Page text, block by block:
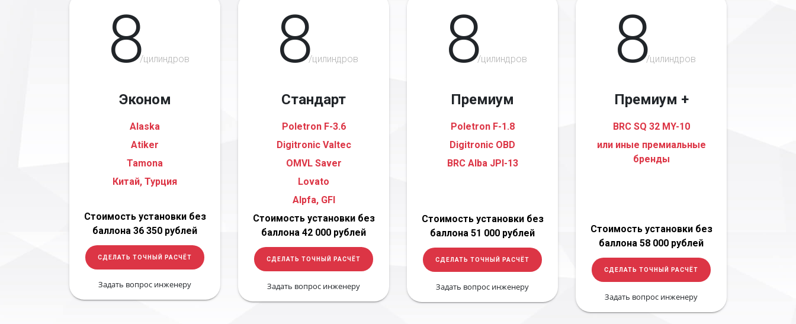
8/цилиндров
Эконом
Alaska
Atiker
Tamona
Китай, Турция
Стоимость установки без
баллона 36 350 рублей
СДЕЛАТЬ ТОЧНЫЙ РАСЧЁТ
Задать вопрос инженеру
8/цилиндров
Стандарт
Poletron F-3.6
Digitronic Valtec
OMVL Saver
Lovato
Alpfa, GFI
Стоимость установки без
баллона 42 000 рублей
СДЕЛАТЬ ТОЧНЫЙ РАСЧЁТ
Задать вопрос инженеру
8/цилиндров
Премиум
Poletron F-1.8
Digitronic OBD
BRC Alba JPI-13
Стоимость установки без
баллона 51 000 рублей
СДЕЛАТЬ ТОЧНЫЙ РАСЧЁТ
Задать вопрос инженеру
8/цилиндров
Премиум +
BRC SQ 32 MY-10
или иные премиальные
бренды
Стоимость установки без
баллона 58 000 рублей
СДЕЛАТЬ ТОЧНЫЙ РАСЧЁТ
Задать вопрос инженеру